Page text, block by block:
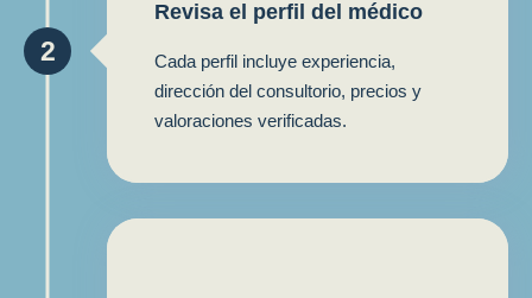
Revisa el perfil del médico
Cada perfil incluye experiencia,
dirección del consultorio, precios y
valoraciones verificadas.
2